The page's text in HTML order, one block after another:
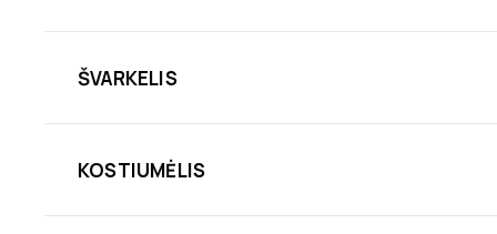
ŠVARKELIS
KOSTIUMĖLIS